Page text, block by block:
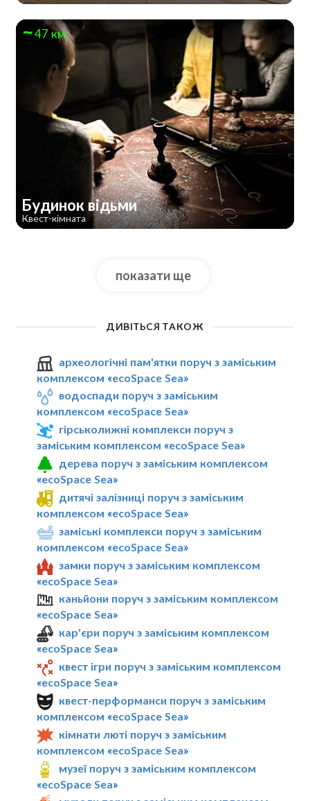
47 км
Будинок відьми
Квест-кімната
показати ще
ДИВІТЬСЯ ТАКОЖ
археологічні пам'ятки поруч з заміським
комплексом «ecoSpace Sea»
водоспади поруч з заміським
комплексом «ecoSpace Sea»
гірськолижні комплекси поруч з
заміським комплексом «ecoSpace Sea»
дерева поруч з заміським комплексом
«ecoSpace Sea»
дитячі залізниці поруч з заміським
комплексом «ecoSpace Sea»
заміські комплекси поруч з заміським
комплексом «ecoSpace Sea»
замки поруч з заміським комплексом
«ecoSpace Sea»
каньйони поруч з заміським комплексом
«ecoSpace Sea»
кар'єри поруч з заміським комплексом
«ecoSpace Sea»
квест ігри поруч з заміським комплексом
«ecoSpace Sea»
квест-перформанси поруч з заміським
комплексом «ecoSpace Sea»
кімнати люті поруч з заміським
комплексом «ecoSpace Sea»
музеї поруч з заміським комплексом
«ecoSpace Sea»